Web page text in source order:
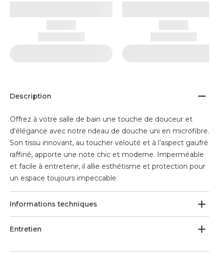
Description
Offrez à votre salle de bain une touche de douceur et
d'élégance avec notre rideau de douche uni en microfibre.
Son tissu innovant, au toucher velouté et à l’aspect gaufré
raffiné, apporte une note chic et moderne. Imperméable
et facile à entretenir, il allie esthétisme et protection pour
un espace toujours impeccable.
Informations techniques
Entretien